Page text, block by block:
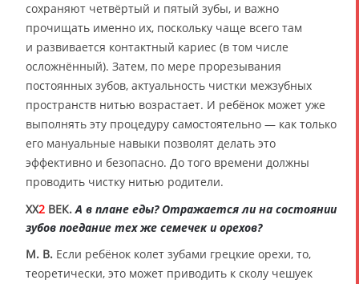
сохраняют четвёртый и пятый зубы, и важно
прочищать именно их, поскольку чаще всего там
и развивается контактный кариес (в том числе
осложнённый). Затем, по мере прорезывания
постоянных зубов, актуальность чистки межзубных
пространств нитью возрастает. И ребёнок может уже
выполнять эту процедуру самостоятельно — как только
его мануальные навыки позволят делать это
эффективно и безопасно. До того времени должны
проводить чистку нитью родители.
XX2 ВЕК. А в плане еды? Отражается ли на состоянии
зубов поедание тех же семечек и орехов?
М. В. Если ребёнок колет зубами грецкие орехи, то,
теоретически, это может приводить к сколу чешуек